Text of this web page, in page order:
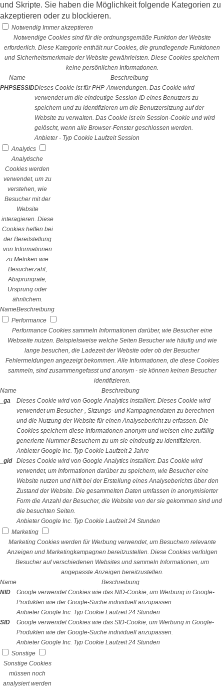
und Skripte. Sie haben die Möglichkeit folgende Kategorien zu
akzeptieren oder zu blockieren.
Notwendig Immer akzeptieren
Notwendige Cookies sind für die ordnungsgemäße Funktion der Website
erforderlich. Diese Kategorie enthält nur Cookies, die grundlegende Funktionen
und Sicherheitsmerkmale der Website gewährleisten. Diese Cookies speichern
keine persönlichen Informationen.
Name
Beschreibung
PHPSESSIDDieses Cookie ist für PHP-Anwendungen. Das Cookie wird
verwendet um die eindeutige Session-ID eines Benutzers zu
speichern und zu identifizieren um die Benutzersitzung auf der
Website zu verwalten. Das Cookie ist ein Session-Cookie und wird
gelöscht, wenn alle Browser-Fenster geschlossen werden.
Anbieter - Typ Cookie Laufzeit Session
Analytics
Analytische
Cookies werden
verwendet, um zu
verstehen, wie
Besucher mit der
Website
interagieren. Diese
Cookies helfen bei
der Bereitstellung
von Informationen
zu Metriken wie
Besucherzahl,
Absprungrate,
Ursprung oder
ähnlichem.
NameBeschreibung
Performance
Performance Cookies sammeln Informationen darüber, wie Besucher eine
Webseite nutzen. Beispielsweise welche Seiten Besucher wie häufig und wie
lange besuchen, die Ladezeit der Website oder ob der Besucher
Fehlermeldungen angezeigt bekommen. Alle Informationen, die diese Cookies
sammeln, sind zusammengefasst und anonym - sie können keinen Besucher
identifizieren.
Name
Beschreibung
_ga
Dieses Cookie wird von Google Analytics installiert. Dieses Cookie wird
verwendet um Besucher-, Sitzungs- und Kampagnendaten zu berechnen
und die Nutzung der Website für einen Analysebericht zu erfassen. Die
Cookies speichern diese Informationen anonym und weisen eine zufällig
generierte Nummer Besuchern zu um sie eindeutig zu identifizieren.
Anbieter Google Inc. Typ Cookie Laufzeit 2 Jahre
_gid
Dieses Cookie wird von Google Analytics installiert. Das Cookie wird
verwendet, um Informationen darüber zu speichern, wie Besucher eine
Website nutzen und hilft bei der Erstellung eines Analyseberichts über den
Zustand der Website. Die gesammelten Daten umfassen in anonymisierter
Form die Anzahl der Besucher, die Website von der sie gekommen sind und
die besuchten Seiten.
Anbieter Google Inc. Typ Cookie Laufzeit 24 Stunden
Marketing
Marketing Cookies werden für Werbung verwendet, um Besuchern relevante
Anzeigen und Marketingkampagnen bereitzustellen. Diese Cookies verfolgen
Besucher auf verschiedenen Websites und sammeln Informationen, um
angepasste Anzeigen bereitzustellen.
Name
Beschreibung
NID
Google verwendet Cookies wie das NID-Cookie, um Werbung in Google-
Produkten wie der Google-Suche individuell anzupassen.
Anbieter Google Inc. Typ Cookie Laufzeit 24 Stunden
SID
Google verwendet Cookies wie das SID-Cookie, um Werbung in Google-
Produkten wie der Google-Suche individuell anzupassen.
Anbieter Google Inc. Typ Cookie Laufzeit 24 Stunden
Sonstige
Sonstige Cookies
müssen noch
analysiert werden